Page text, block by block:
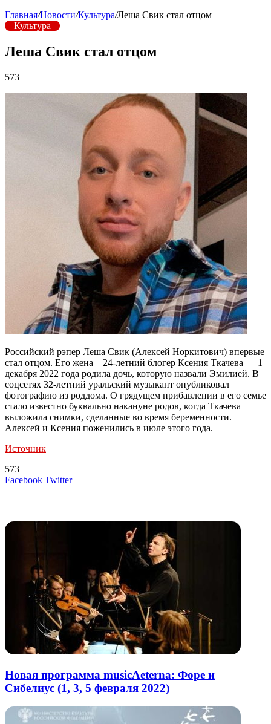
Главная/Новости/Культура/Леша Свик стал отцом
Культура
Леша Свик стал отцом
573
Российский рэпер Леша Свик (Алексей Норкитович) впервые
стал отцом. Его жена – 24-летний блогер Ксения Ткачева — 1
декабря 2022 года родила дочь, которую назвали Эмилией. В
соцсетях 32-летний уральский музыкант опубликовал
фотографию из роддома. О грядущем прибавлении в его семье
стало известно буквально накануне родов, когда Ткачева
выложила снимки, сделанные во время беременности.
Алексей и Ксения поженились в июле этого года.
Источник
573
Facebook TwitterLinkedIn
Tumblr
Reddit
Вконтакте
Одноклассники
Skype
Messenger
Messenger
WhatsApp
Telegram
Viber
Line
Поделиться
Печатать
Новая программа musicAeterna: Форе и
Сибелиус (1, 3, 5 февраля 2022)